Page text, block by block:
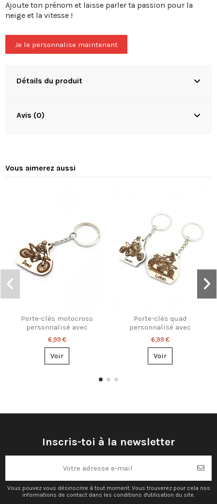
Ajoute ton prénom et laisse parler ta passion pour la
neige et la vitesse !
Je le personnalise maintenant
Détails du produit
Avis (0)
Vous aimerez aussi
Porte-clés motocross
personnalisé avec
prénom gravé
6,99 €
Voir
Porte-clés quad
personnalisé avec
prénom – 2 styles au
choix
6,99 €
Voir
Inscris-toi à la newsletter
Vous pouvez vous désinscrire à tout moment. Vous trouverez pour cela nos
informations de contact dans les conditions d'utilisation du site.